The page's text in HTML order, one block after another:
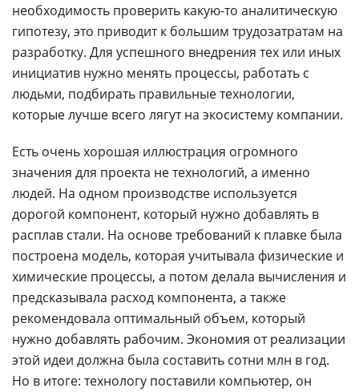
необходимость проверить какую-то аналитическую
гипотезу, это приводит к большим трудозатратам на
разработку. Для успешного внедрения тех или иных
инициатив нужно менять процессы, работать с
людьми, подбирать правильные технологии,
которые лучше всего лягут на экосистему компании.
Есть очень хорошая иллюстрация огромного
значения для проекта не технологий, а именно
людей. На одном производстве используется
дорогой компонент, который нужно добавлять в
расплав стали. На основе требований к плавке была
построена модель, которая учитывала физические и
химические процессы, а потом делала вычисления и
предсказывала расход компонента, а также
рекомендовала оптимальный объем, который
нужно добавлять рабочим. Экономия от реализации
этой идеи должна была составить сотни млн в год.
Но в итоге: технологу поставили компьютер, он